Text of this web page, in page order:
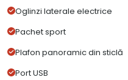
Oglinzi laterale electrice
Pachet sport
Plafon panoramic din sticlă
Port USB